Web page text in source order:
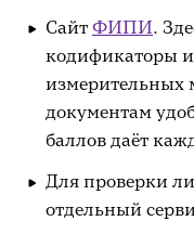
Сайт ФИПИ.
кодификаторы
измерительных
документам
баллов даёт
Для проверки
отдельный